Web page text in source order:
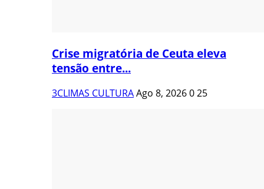
Crise migratória de Ceuta eleva
tensão entre...
3CLIMAS CULTURAAgo 8, 2026025